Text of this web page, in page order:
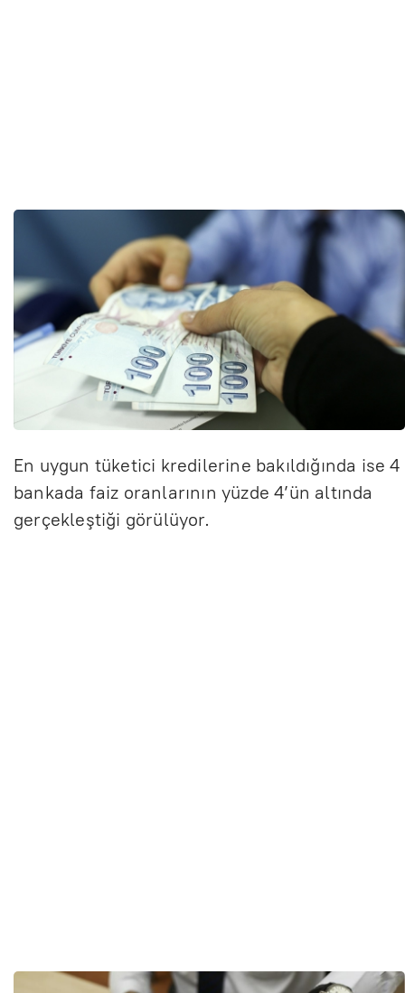
En uygun tüketici kredilerine bakıldığında ise 4
bankada faiz oranlarının yüzde 4’ün altında
gerçekleştiği görülüyor.